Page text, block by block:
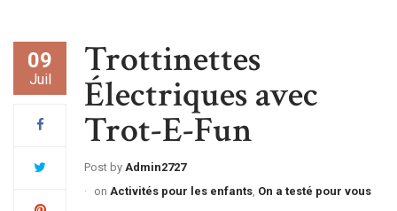
09
Juil Trottinettes
Électriques avec
Trot-E-Fun
Post by Admin2727
on Activités pour les enfants, On a testé pour vous